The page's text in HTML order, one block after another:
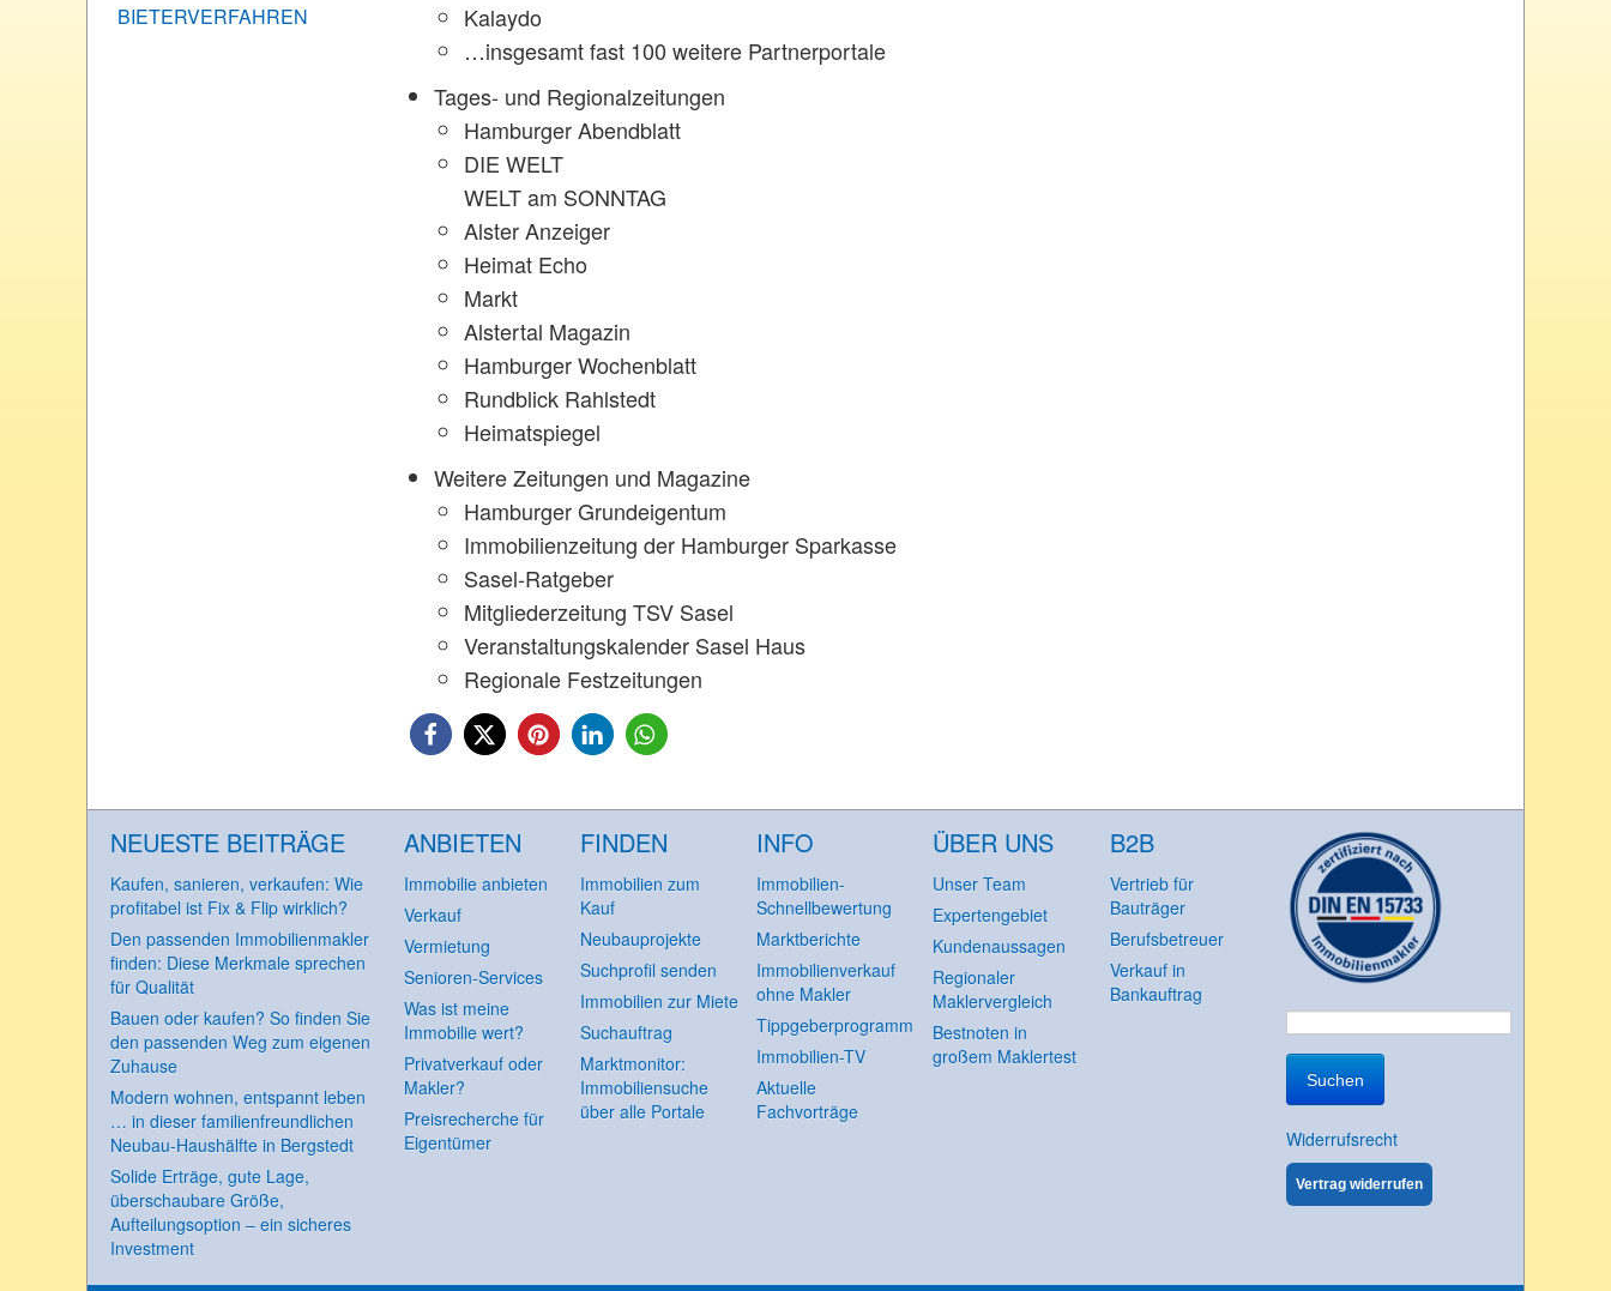
BIETERVERFAHREN
Kalaydo
…insgesamt fast 100 weitere Partnerportale
Tages- und Regionalzeitungen
Hamburger Abendblatt
DIE WELT
WELT am SONNTAG
Alster Anzeiger
Heimat Echo
Markt
Alstertal Magazin
Hamburger Wochenblatt
Rundblick Rahlstedt
Heimatspiegel
Weitere Zeitungen und Magazine
Hamburger Grundeigentum
Immobilienzeitung der Hamburger Sparkasse
Sasel-Ratgeber
Mitgliederzeitung TSV Sasel
Veranstaltungskalender Sasel Haus
Regionale Festzeitungen
NEUESTE BEITRÄGE
Kaufen, sanieren, verkaufen: Wie
profitabel ist Fix & Flip wirklich?
Den passenden Immobilienmakler
finden: Diese Merkmale sprechen
für Qualität
Bauen oder kaufen? So finden Sie
den passenden Weg zum eigenen
Zuhause
Modern wohnen, entspannt leben
… in dieser familienfreundlichen
Neubau-Haushälfte in Bergstedt
Solide Erträge, gute Lage,
überschaubare Größe,
Aufteilungsoption – ein sicheres
Investment
ANBIETEN
Immobilie anbieten
Verkauf
Vermietung
Senioren-Services
Was ist meine
Immobilie wert?
Privatverkauf oder
Makler?
Preisrecherche für
Eigentümer
FINDEN
Immobilien zum
Kauf
Neubauprojekte
Suchprofil senden
Immobilien zur Miete
Suchauftrag
Marktmonitor:
Immobiliensuche
über alle Portale
INFO
Immobilien-
Schnellbewertung
Marktberichte
Immobilienverkauf
ohne Makler
Tippgeberprogramm
Immobilien-TV
Aktuelle
Fachvorträge
ÜBER UNS
Unser Team
Expertengebiet
Kundenaussagen
Regionaler
Maklervergleich
Bestnoten in
großem Maklertest
B2B
Vertrieb für
Bauträger
Berufsbetreuer
Verkauf in
Bankauftrag
Suchen
nach:
Widerrufsrecht
Vertrag widerrufen